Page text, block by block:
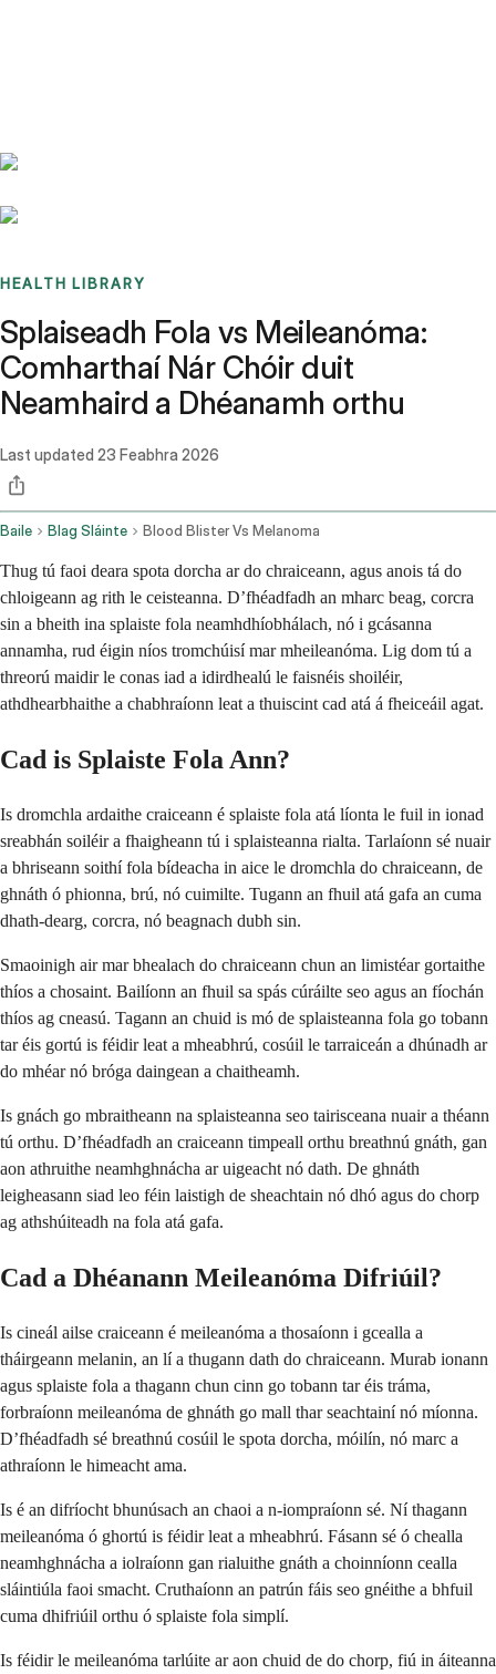
HEALTH LIBRARY
Splaiseadh Fola vs Meileanóma:
Comharthaí Nár Chóir duit
Neamhaird a Dhéanamh orthu
Last updated 23 Feabhra 2026
Baile Blag Sláinte Blood Blister Vs Melanoma
Thug tú faoi deara spota dorcha ar do chraiceann, agus anois tá do
chloigeann ag rith le ceisteanna. D’fhéadfadh an mharc beag, corcra
sin a bheith ina splaiste fola neamhdhíobhálach, nó i gcásanna
annamha, rud éigin níos tromchúisí mar mheileanóma. Lig dom tú a
threorú maidir le conas iad a idirdhealú le faisnéis shoiléir,
athdhearbhaithe a chabhraíonn leat a thuiscint cad atá á fheiceáil agat.
Cad is Splaiste Fola Ann?
Is dromchla ardaithe craiceann é splaiste fola atá líonta le fuil in ionad
sreabhán soiléir a fhaigheann tú i splaisteanna rialta. Tarlaíonn sé nuair
a bhriseann soithí fola bídeacha in aice le dromchla do chraiceann, de
ghnáth ó phionna, brú, nó cuimilte. Tugann an fhuil atá gafa an cuma
dhath-dearg, corcra, nó beagnach dubh sin.
Smaoinigh air mar bhealach do chraiceann chun an limistéar gortaithe
thíos a chosaint. Bailíonn an fhuil sa spás cúráilte seo agus an fíochán
thíos ag cneasú. Tagann an chuid is mó de splaisteanna fola go tobann
tar éis gortú is féidir leat a mheabhrú, cosúil le tarraiceán a dhúnadh ar
do mhéar nó bróga daingean a chaitheamh.
Is gnách go mbraitheann na splaisteanna seo tairisceana nuair a théann
tú orthu. D’fhéadfadh an craiceann timpeall orthu breathnú gnáth, gan
aon athruithe neamhghnácha ar uigeacht nó dath. De ghnáth
leigheasann siad leo féin laistigh de sheachtain nó dhó agus do chorp
ag athshúiteadh na fola atá gafa.
Cad a Dhéanann Meileanóma Difriúil?
Is cineál ailse craiceann é meileanóma a thosaíonn i gcealla a
tháirgeann melanin, an lí a thugann dath do chraiceann. Murab ionann
agus splaiste fola a thagann chun cinn go tobann tar éis tráma,
forbraíonn meileanóma de ghnáth go mall thar seachtainí nó míonna.
D’fhéadfadh sé breathnú cosúil le spota dorcha, móilín, nó marc a
athraíonn le himeacht ama.
Is é an difríocht bhunúsach an chaoi a n-iompraíonn sé. Ní thagann
meileanóma ó ghortú is féidir leat a mheabhrú. Fásann sé ó chealla
neamhghnácha a iolraíonn gan rialuithe gnáth a choinníonn cealla
sláintiúla faoi smacht. Cruthaíonn an patrún fáis seo gnéithe a bhfuil
cuma dhifriúil orthu ó splaiste fola simplí.
Is féidir le meileanóma tarlúite ar aon chuid de do chorp, fiú in áiteanna